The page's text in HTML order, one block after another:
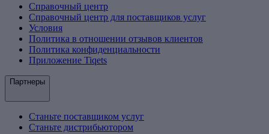
Справочный центр
Справочный центр для поставщиков услуг
Условия
Политика в отношении отзывов клиентов
Политика конфиденциальности
Приложение Tiqets
Партнеры
Станьте поставщиком услуг
Станьте дистрибьютором